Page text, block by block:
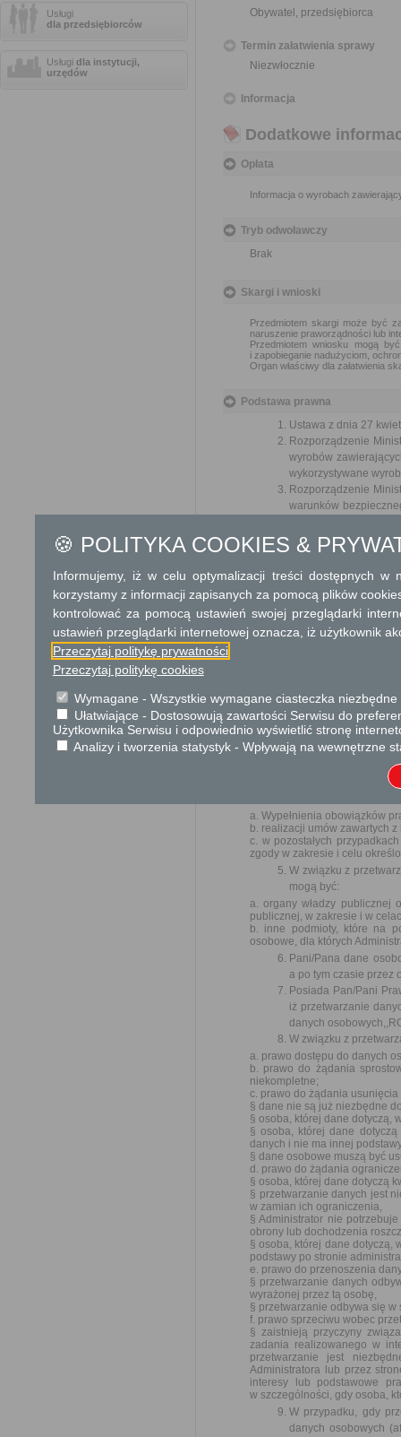
Usługi
dla przedsiębiorców
Usługi dla instytucji,
urzędów
Obywatel, przedsiębiorca
Termin załatwienia sprawy
Niezwłocznie
Informacja
Dodatkowe
Opłata
Informacja o wyrobach
Tryb odwoławczy
Brak
Skargi i wnioski
Przedmiotem skargi może być
naruszenie praworządności lub
Przedmiotem wniosku mogą
i zapobieganie nadużyciom,
Organ właściwy dla załatwienia
Podstawa prawna
Ustawa z dnia 27
Rozporządzenie
wyrobów
wykorzystywane
Rozporządzenie
warunków
W związku z realizacją
2016 r. w sprawie ochrony
przepływu takich danych
Urz. UE L 2016. Nr 119, s1),
Pani/Panu prawach z tym
Jeśli ma Pani/Pan
działania Urzędu
skontaktować się z
adresu:
Administrator
podstawie
a. Wypełnienia obowiązków
b. realizacji umów zawartych
c. w pozostałych
zgody w zakresie i celu
W związku z
mogą być:
a. organy władzy publicznej
publicznej, w zakresie i w
b. inne podmioty, które na
osobowe, dla których
Pani/Pana dane
a po tym czasie przez
Posiada Pan/Pani
iż przetwarzanie
danych
W związku z
a. prawo dostępu do danych
b. prawo do żądania
niekompletne;
c. prawo do żądania
§ dane nie są już niezbędne
§ osoba, której dane dotyczą,
§ osoba, której dane
danych i nie ma innej
§ dane osobowe muszą być
d. prawo do żądania
§ osoba, której dane dotyczą
§ przetwarzanie danych jest
w zamian ich ograniczenia,
§ Administrator nie
obrony lub dochodzenia
§ osoba, której dane dotyczą,
podstawy po stronie
e. prawo do przenoszenia
§ przetwarzanie danych
wyrażonej przez tą osobę,
§ przetwarzanie odbywa się
f. prawo sprzeciwu wobec
§ zaistnieją przyczyny
zadania realizowanego w
przetwarzanie jest
Administratora lub przez
interesy lub podstawowe
w szczególności, gdy osoba,
W przypadku, gdy
danych osobowych
🍪 POLITYKA COOKIES &
Informujemy, iż w celu optymalizacji treści dostępnych w
korzystamy z informacji zapisanych za pomocą plików
kontrolować za pomocą ustawień swojej przeglądarki
ustawień przeglądarki internetowej oznacza, iż użytkownik
Przeczytaj politykę prywatności
Przeczytaj politykę cookies
Wymagane - Wszystkie wymagane ciasteczka
Ułatwiające - Dostosowują zawartości Serwisu do
Użytkownika Serwisu i odpowiednio wyświetlić stronę
Analizy i tworzenia statystyk - Wpływają na wewnętrzne